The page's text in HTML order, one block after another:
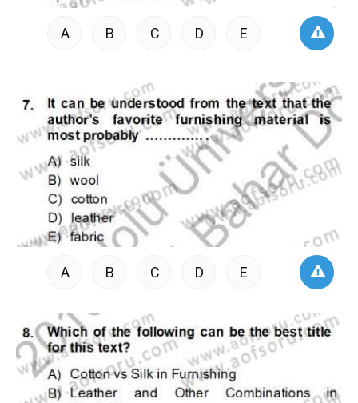
A B C D E
A B C D E